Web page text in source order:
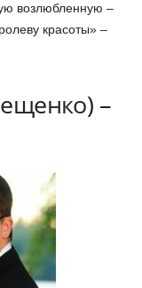
возлюбленную –
красоты» –
–